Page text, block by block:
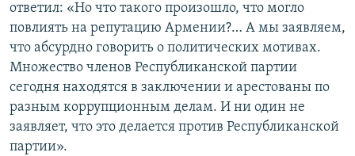
ответил: «Но что такого произошло, что могло
повлиять на репутацию Армении?… А мы заявляем,
что абсурдно говорить о политических мотивах.
Множество членов Республиканской партии
сегодня находятся в заключении и арестованы по
разным коррупционным делам. И ни один не
заявляет, что это делается против Республиканской
партии».